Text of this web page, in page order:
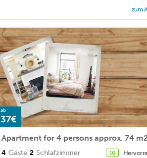
zum
ab
37€
Apartment for 4 persons approx. 74
4 Gäste 2 Schlafzimmer 10